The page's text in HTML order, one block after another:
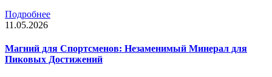
Подробнее
11.05.2026
Магний для Спортсменов: Незаменимый Минерал для
Пиковых Достижений